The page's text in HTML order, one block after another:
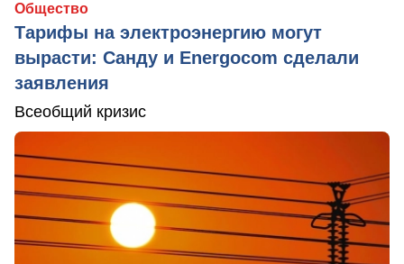
Общество
Тарифы на электроэнергию могут
вырасти: Санду и Energocom сделали
заявления
Всеобщий кризис